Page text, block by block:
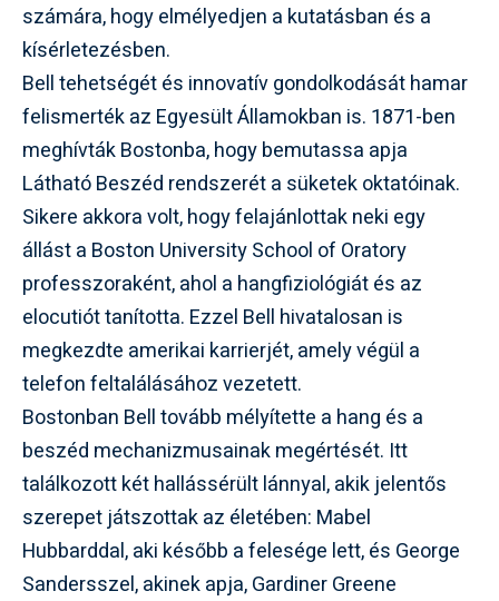
számára, hogy elmélyedjen a kutatásban és a
kísérletezésben.
Bell tehetségét és innovatív gondolkodását hamar
felismerték az Egyesült Államokban is. 1871-ben
meghívták Bostonba, hogy bemutassa apja
Látható Beszéd rendszerét a süketek oktatóinak.
Sikere akkora volt, hogy felajánlottak neki egy
állást a Boston University School of Oratory
professzoraként, ahol a hangfiziológiát és az
elocutiót tanította. Ezzel Bell hivatalosan is
megkezdte amerikai karrierjét, amely végül a
telefon feltalálásához vezetett.
Bostonban Bell tovább mélyítette a hang és a
beszéd mechanizmusainak megértését. Itt
találkozott két hallássérült lánnyal, akik jelentős
szerepet játszottak az életében: Mabel
Hubbarddal, aki később a felesége lett, és George
Sandersszel, akinek apja, Gardiner Greene